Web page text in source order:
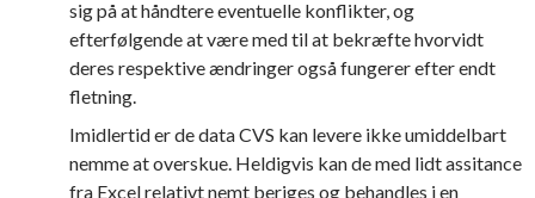
sig på at håndtere eventuelle konflikter, og
efterfølgende at være med til at bekræfte hvorvidt
deres respektive ændringer også fungerer efter endt
fletning.
Imidlertid er de data CVS kan levere ikke umiddelbart
nemme at overskue. Heldigvis kan de med lidt assitance
fra Excel relativt nemt beriges og behandles i en